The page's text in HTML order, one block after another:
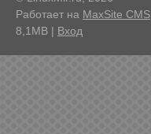
Работает на MaxSite CMS
8,1MB | Вход